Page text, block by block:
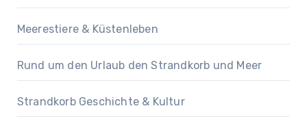
Meerestiere & Küstenleben
Rund um den Urlaub den Strandkorb und Meer
Strandkorb Geschichte & Kultur